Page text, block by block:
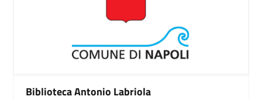
Biblioteca Antonio Labriola